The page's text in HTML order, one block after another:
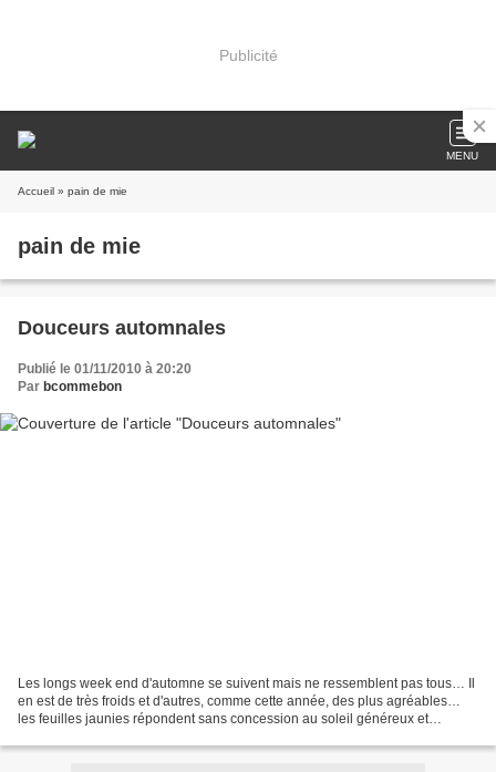
Publicité
MENU
Accueil » pain de mie
pain de mie
Douceurs automnales
Publié le 01/11/2010 à 20:20
Par bcommebon
Les longs week end d'automne se suivent mais ne ressemblent pas tous… Il
en est de très froids et d'autres, comme cette année, des plus agréables…
les feuilles jaunies répondent sans concession au soleil généreux et